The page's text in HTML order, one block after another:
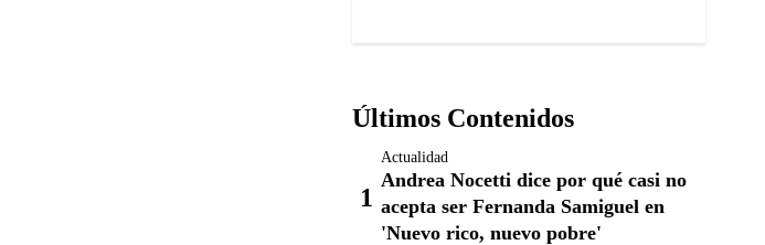
Últimos Contenidos
Actualidad
Andrea Nocetti dice por qué casi no
acepta ser Fernanda Samiguel en
'Nuevo rico, nuevo pobre'